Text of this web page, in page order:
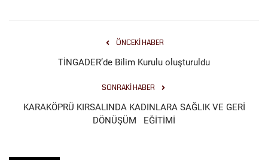
ÖNCEKI HABER
TİNGADER’de Bilim Kurulu oluşturuldu
SONRAKI HABER
KARAKÖPRÜ KIRSALINDA KADINLARA SAĞLIK VE GERİ
DÖNÜŞÜM EĞİTİMİ